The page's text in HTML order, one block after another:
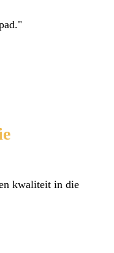
kwaliteit in die